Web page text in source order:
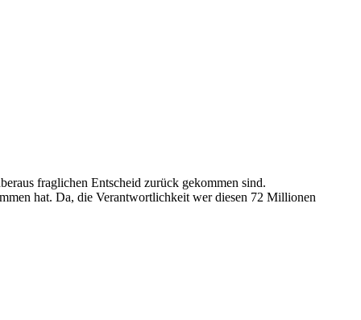
fraglichen Entscheid zurück gekommen sind.
hat. Da, die Verantwortlichkeit wer diesen 72 Millionen